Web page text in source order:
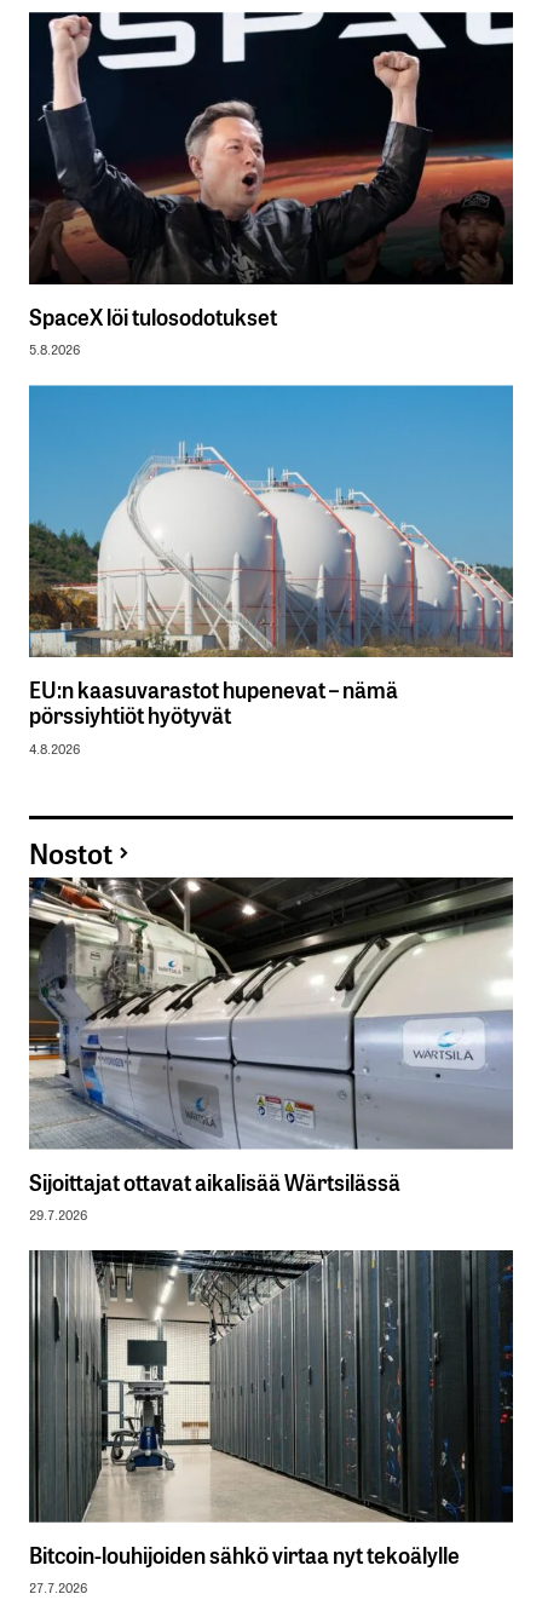
SpaceX löi tulosodotukset
5.8.2026
EU:n kaasuvarastot hupenevat – nämä
pörssiyhtiöt hyötyvät
4.8.2026
Nostot
Sijoittajat ottavat aikalisää Wärtsilässä
29.7.2026
Bitcoin-louhijoiden sähkö virtaa nyt tekoälylle
27.7.2026